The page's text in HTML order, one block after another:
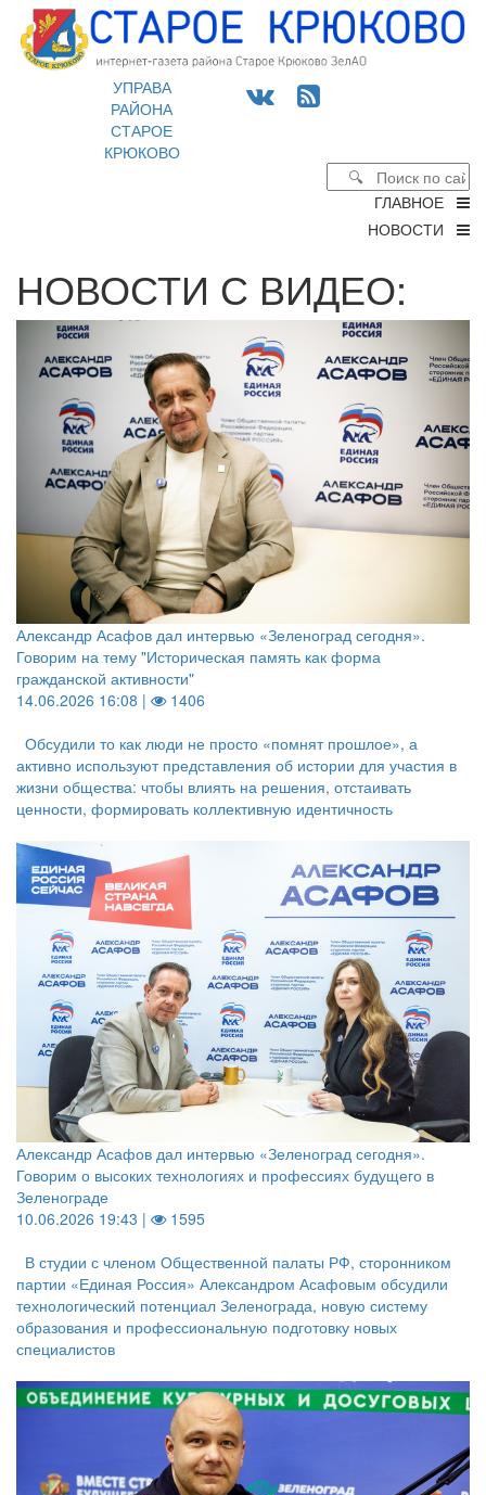
УПРАВА
РАЙОНА
СТАРОЕ
КРЮКОВО
ГЛАВНОЕ
НОВОСТИ
НОВОСТИ С ВИДЕО:
Александр Асафов дал интервью «Зеленоград сегодня».
Говорим на тему "Историческая память как форма
гражданской активности"
14.06.2026 16:08 |
1406
Обсудили то как люди не просто «помнят прошлое», а
активно используют представления об истории для участия в
жизни общества: чтобы влиять на решения, отстаивать
ценности, формировать коллективную идентичность
Александр Асафов дал интервью «Зеленоград сегодня».
Говорим о высоких технологиях и профессиях будущего в
Зеленограде
10.06.2026 19:43 |
1595
В студии с членом Общественной палаты РФ, сторонником
партии «Единая Россия» Александром Асафовым обсудили
технологический потенциал Зеленограда, новую систему
образования и профессиональную подготовку новых
специалистов